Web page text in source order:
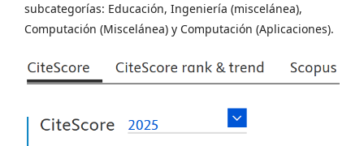
subcategorías: Educación, Ingeniería (miscelánea),
Computación (Miscelánea) y Computación (Aplicaciones).